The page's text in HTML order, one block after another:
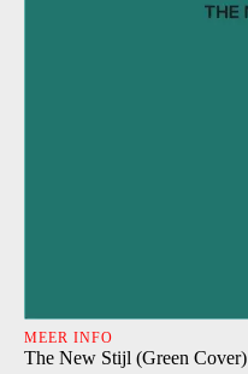
MEER INFO
The New Stijl (Green Cover)